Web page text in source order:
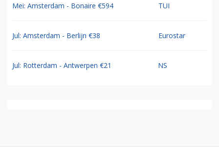
Mei: Amsterdam - Bonaire €594 TUI
Jul: Amsterdam - Berlijn €38 Eurostar
Jul: Rotterdam - Antwerpen €21 NS